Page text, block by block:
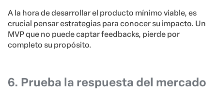
A la hora de desarrollar el producto mínimo viable, es
crucial pensar estrategias para conocer su impacto. Un
MVP que no puede captar feedbacks, pierde por
completo su propósito.
6. Prueba la respuesta del mercado